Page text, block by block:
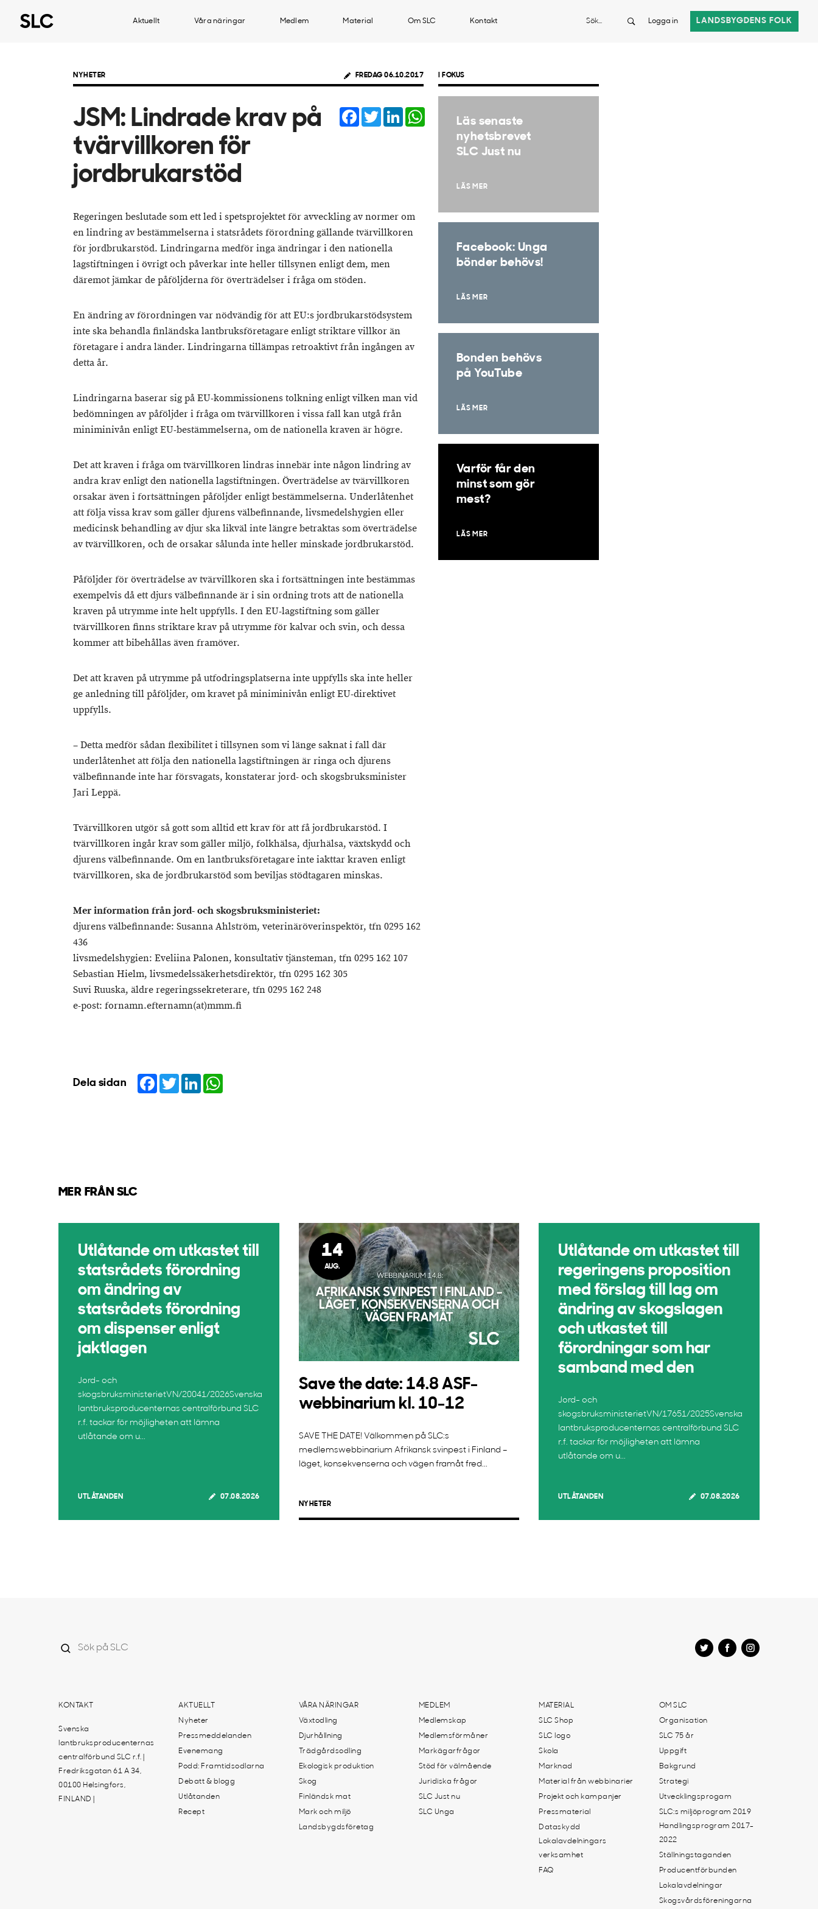
Aktuellt Våra näringar Medlem Material Om SLC Kontakt Sök Logga in LANDSBYGDENS FOLK
NYHETER FREDAG 06.10.2017
JSM: Lindrade krav på
tvärvillkoren för
jordbrukarstöd
Facebook
TwitterLinkedIn
Regeringen beslutade som ett led i spetsprojektet för avveckling av normer om
en lindring av bestämmelserna i statsrådets förordning gällande tvärvillkoren
för jordbrukarstöd. Lindringarna medför inga ändringar i den nationella
lagstiftningen i övrigt och påverkar inte heller tillsynen enligt dem, men
däremot jämkar de påföljderna för överträdelser i fråga om stöden.
En ändring av förordningen var nödvändig för att EU:s jordbrukarstödsystem
inte ska behandla finländska lantbruksföretagare enligt striktare villkor än
företagare i andra länder. Lindringarna tillämpas retroaktivt från ingången av
detta år.
Lindringarna baserar sig på EU-kommissionens tolkning enligt vilken man vid
bedömningen av påföljder i fråga om tvärvillkoren i vissa fall kan utgå från
miniminivån enligt EU-bestämmelserna, om de nationella kraven är högre.
Det att kraven i fråga om tvärvillkoren lindras innebär inte någon lindring av
andra krav enligt den nationella lagstiftningen. Överträdelse av tvärvillkoren
orsakar även i fortsättningen påföljder enligt bestämmelserna. Underlåtenhet
att följa vissa krav som gäller djurens välbefinnande, livsmedelshygien eller
medicinsk behandling av djur ska likväl inte längre betraktas som överträdelse
av tvärvillkoren, och de orsakar sålunda inte heller minskade jordbrukarstöd.
Påföljder för överträdelse av tvärvillkoren ska i fortsättningen inte bestämmas
exempelvis då ett djurs välbefinnande är i sin ordning trots att de nationella
kraven på utrymme inte helt uppfylls. I den EU-lagstiftning som gäller
tvärvillkoren finns striktare krav på utrymme för kalvar och svin, och dessa
kommer att bibehållas även framöver.
Det att kraven på utrymme på utfodringsplatserna inte uppfylls ska inte heller
ge anledning till påföljder, om kravet på miniminivån enligt EU-direktivet
uppfylls.
– Detta medför sådan flexibilitet i tillsynen som vi länge saknat i fall där
underlåtenhet att följa den nationella lagstiftningen är ringa och djurens
välbefinnande inte har försvagats, konstaterar jord- och skogsbruksminister
Jari Leppä.
Tvärvillkoren utgör så gott som alltid ett krav för att få jordbrukarstöd. I
tvärvillkoren ingår krav som gäller miljö, folkhälsa, djurhälsa, växtskydd och
djurens välbefinnande. Om en lantbruksföretagare inte iakttar kraven enligt
tvärvillkoren, ska de jordbrukarstöd som beviljas stödtagaren minskas.
Mer information ‏från jord- och skogsbruksministeriet:
djurens välbefinnande: Susanna Ahlström, veterinäröverinspektör, tfn 0295 162
436
livsmedelshygien: Eveliina Palonen, konsultativ tjänsteman, tfn 0295 162 107
Sebastian Hielm, livsmedelssäkerhetsdirektör, tfn 0295 162 305
Suvi Ruuska, äldre regeringssekreterare, tfn 0295 162 248
e-post: fornamn.efternamn(at)mmm.fi
Dela sidan Facebook
TwitterLinkedIn
I FOKUS
Läs senaste
nyhetsbrevet
SLC Just nu
LÄS MER
Facebook: Unga
bönder behövs!
LÄS MER
Bonden behövs
på YouTube
LÄS MER
Varför får den
minst som gör
mest?
LÄS MER
MER FRÅN SLC
Utlåtande om utkastet till
statsrådets förordning
om ändring av
statsrådets förordning
om dispenser enligt
jaktlagen
Jord- och
skogsbruksministerietVN/20041/2026Svenska
lantbruksproducenternas centralförbund SLC
r.f. tackar för möjligheten att lämna
utlåtande om u...
UTLÅTANDEN 07.08.2026
14
AUG.
Save the date: 14.8 ASF-
webbinarium kl. 10-12
SAVE THE DATE! Välkommen på SLC:s
medlemswebbinarium Afrikansk svinpest i Finland –
läget, konsekvenserna och vägen framåt fred...
NYHETER
Utlåtande om utkastet till
regeringens proposition
med förslag till lag om
ändring av skogslagen
och utkastet till
förordningar som har
samband med den
Jord- och
skogsbruksministerietVN/17651/2025Svenska
lantbruksproducenternas centralförbund SLC
r.f. tackar för möjligheten att lämna
utlåtande om u...
UTLÅTANDEN 07.08.2026
KONTAKT
Svenska
lantbruksproducenternas
centralförbund SLC r.f. |
Fredriksgatan 61 A 34,
00100 Helsingfors,
FINLAND |
AKTUELLT
Nyheter
Pressmeddelanden
Evenemang
Podd: Framtidsodlarna
Debatt & blogg
Utlåtanden
Recept
VÅRA NÄRINGAR
Växtodling
Djurhållning
Trädgårdsodling
Ekologisk produktion
Skog
Finländsk mat
Mark och miljö
Landsbygdsföretag
MEDLEM
Medlemskap
Medlemsförmåner
Markägarfrågor
Stöd för välmående
Juridiska frågor
SLC Just nu
SLC Unga
MATERIAL
SLC Shop
SLC logo
Skola
Marknad
Material från webbinarier
Projekt och kampanjer
Pressmaterial
Dataskydd
Lokalavdelningars
verksamhet
FAQ
OM SLC
Organisation
SLC 75 år
Uppgift
Bakgrund
Strategi
Utvecklingsprogam
SLC:s miljöprogram 2019
Handlingsprogram 2017-
2022
Ställningstaganden
Producentförbunden
Lokalavdelningar
Skogsvårdsföreningarna